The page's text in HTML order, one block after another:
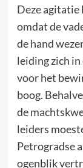
Deze agitatie
omdat de
de hand
leiding zich
voor het
boog.
de
leiders
Petrogradse
ogenblik